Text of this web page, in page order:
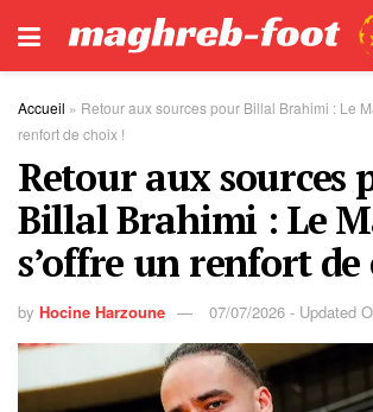
Accueil » Retour aux sources pour Billal Brahimi : Le
renfort de choix !
Retour aux sources
Billal Brahimi : Le
s’offre un renfort
by Hocine Harzoune 07/07/2026 - Updated